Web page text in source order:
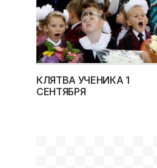
КЛЯТВА УЧЕНИКА 1
СЕНТЯБРЯ